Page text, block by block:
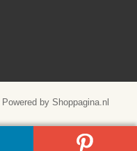
by Shoppagina.nl